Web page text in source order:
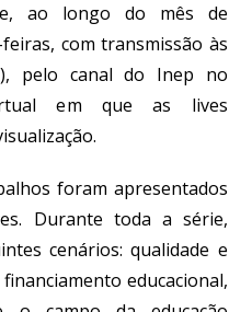
ao longo do mês de
com transmissão às
pelo canal do Inep no
em que as lives
foram apresentados
Durante toda a série,
cenários: qualidade e
educacional,